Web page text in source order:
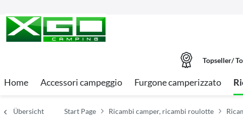
Topseller/
Home Accessori campeggio Furgone camperizzato
Übersicht Start Page Ricambi camper, ricambi roulotte